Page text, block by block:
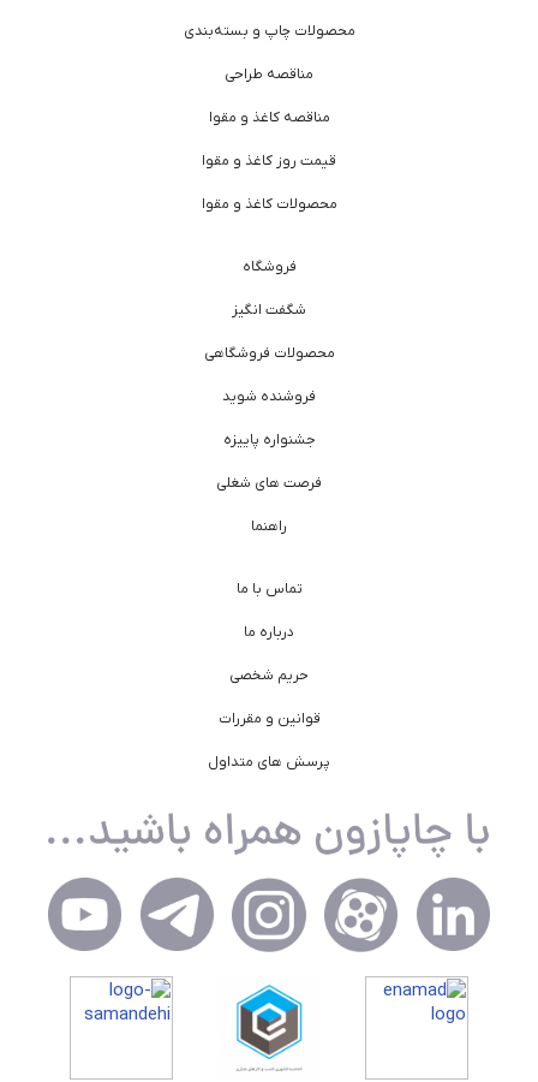
محصولات چاپ و بسته‌بندی
مناقصه طراحی
مناقصه کاغذ و مقوا
قیمت روز کاغذ و مقوا
محصولات کاغذ و مقوا
فروشگاه
شگفت انگیز
محصولات فروشگاهی
فروشنده شوید
جشنواره پاییزه
فرصت های شغلی
راهنما
تماس با ما
درباره ما
حریم شخصی
قوانین و مقررات
پرسش های متداول